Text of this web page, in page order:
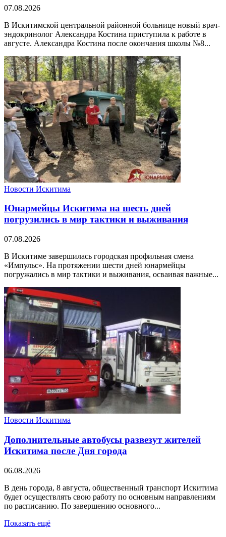
07.08.2026
В Искитимской центральной районной больнице новый врач-
эндокринолог Александра Костина приступила к работе в
августе. Александра Костина после окончания школы №8...
Новости Искитима
Юнармейцы Искитима на шесть дней
погрузились в мир тактики и выживания
07.08.2026
В Искитиме завершилась городская профильная смена
«Импульс». На протяжении шести дней юнармейцы
погружались в мир тактики и выживания, осваивая важные...
Новости Искитима
Дополнительные автобусы развезут жителей
Искитима после Дня города
06.08.2026
В день города, 8 августа, общественный транспорт Искитима
будет осуществлять свою работу по основным направлениям
по расписанию. По завершению основного...
Показать ещё